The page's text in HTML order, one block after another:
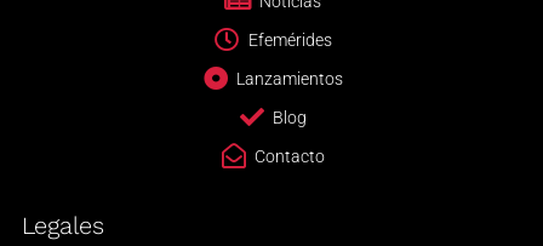
Efemérides
Lanzamientos
Blog
Contacto
Legales